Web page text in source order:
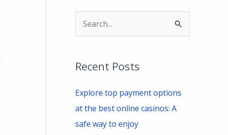
r
c
Recent Posts
Explore top payment options
at the best online casinos: A
safe way to enjoy